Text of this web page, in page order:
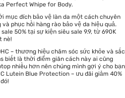
Perfect Whipe for Body.
mục đích bảo vệ làn da một cách chuyên
phục hồi hàng rào bảo vệ da hiệu quả.
50% tại sự kiện siêu sale 9.9, từ 690K
nè!
– thương hiệu chăm sóc sức khỏe và sắc
biết là thời điểm giãn cách này ai cũng
nhiều hơn nên chúng mình gợi ý cho bạn
Lutein Blue Protection – ưu đãi giảm 40%